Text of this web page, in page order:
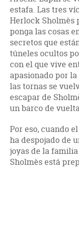
estafa. Las tres
Herlock Sholmès
ponga las cosas
secretos que
túneles ocultos
con el que vive
apasionado por
las tornas se
escapar de
un barco de
Por eso, cuando
ha despojado de
joyas de la
Sholmès está